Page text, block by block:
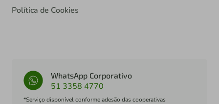
Política de Cookies
WhatsApp Corporativo
51 3358 4770
*Serviço disponível conforme adesão das cooperativas